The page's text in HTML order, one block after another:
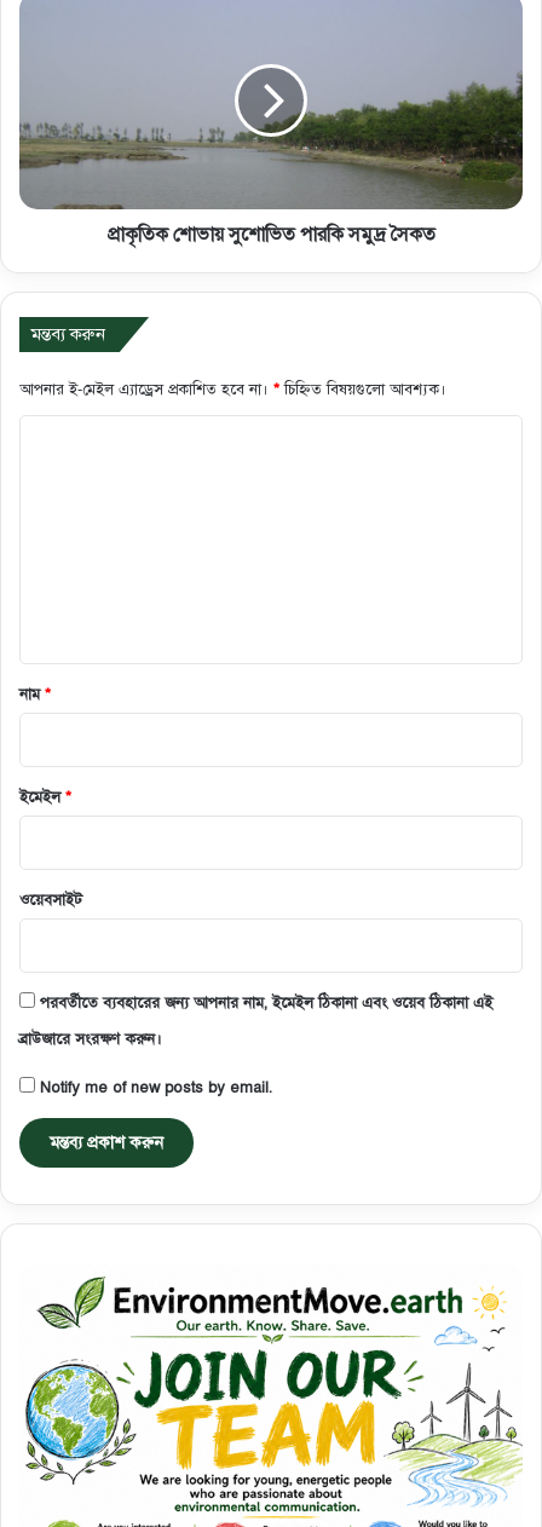
প্রাকৃতিক শোভায় সুশোভিত পারকি সমুদ্র সৈকত
মন্তব্য করুন
আপনার ই-মেইল এ্যাড্রেস প্রকাশিত হবে না। *চিহ্নিত বিষয়গুলো আবশ্যক।
নাম*
ইমেইল*
ওয়েবসাইট
পরবর্তীতে ব্যবহারের জন্য আপনার নাম, ইমেইল ঠিকানা এবং ওয়েব ঠিকানা এই
ব্রাউজারে সংরক্ষণ করুন।
Notify me of new posts by email.